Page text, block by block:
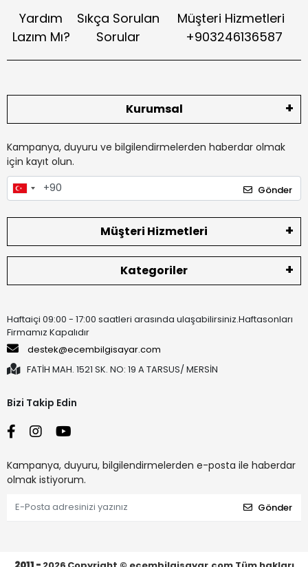
Yardım
Lazım Mı?
Sıkça Sorulan
Sorular
Müşteri Hizmetleri
+903246136587
Kurumsal
Kampanya, duyuru ve bilgilendirmelerden haberdar olmak
için kayıt olun.
Gönder
Müşteri Hizmetleri
Kategoriler
Haftaiçi 09:00 - 17:00 saatleri arasında ulaşabilirsiniz.Haftasonları
Firmamız Kapalıdır
destek@ecembilgisayar.com
FATİH MAH. 1521 SK. NO: 19 A TARSUS/ MERSİN
Bizi Takip Edin
Kampanya, duyuru, bilgilendirmelerden e-posta ile haberdar
olmak istiyorum.
Gönder